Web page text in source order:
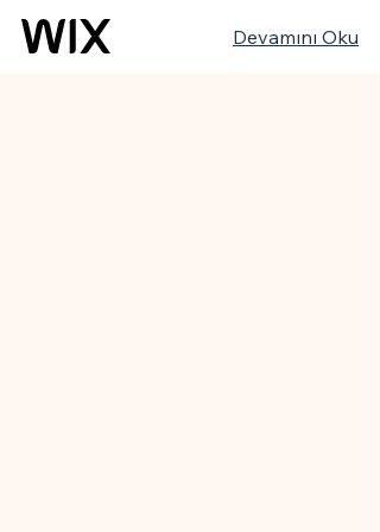
Devamını Oku